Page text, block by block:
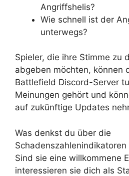
Angriffshelis?
Wie schnell ist der
unterwegs?
Spieler, die ihre Stimme zu
abgeben möchten, können
Battlefield Discord-Server
Meinungen gehört und
auf zukünftige Updates
Was denkst du über die
Schadenszahlenindikatoren
Sind sie eine willkommene
interessieren sie dich als